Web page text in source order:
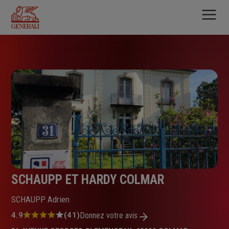
contenu
principal
SCHAUPP ET HARDY COLMAR
SCHAUPP Adrien
Note
4.9 (41)Donnez votre avis